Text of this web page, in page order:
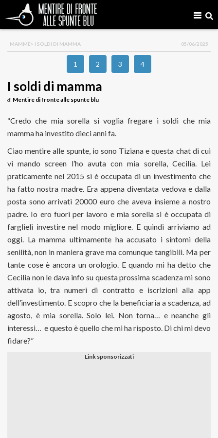
MAMME> I SOLDI DI MAMMA 05/06/2025
1 2 3 4
I soldi di mamma
di Mentire di fronte alle spunte blu
“Credo che mia sorella si voglia fregare i soldi che mia
mamma ha investito dieci anni fa.
Ciao mentire alle spunte, io sono Tiziana e questa chat di cui
vi mando screen l’ho avuta con mia sorella, Cecilia. Lei
praticamente nel 2015 si è occupata di un investimento che
ha fatto nostra madre. Era appena diventata vedova e dalla
posta sono arrivati 20000 euro che aveva insieme a nostro
padre. Io ero fuori per lavoro e mia sorella si è occupata di
farglieli investire nel modo migliore. E quindi arriviamo ad
oggi. La mamma ultimamente ha accusato i sintomi della
senilità, non in maniera grave ma comunque tangibili. Ma per
tante cose è ancora un orologio. E quando mi ha detto che
Cecilia non le dava info su questa prossima scadenza mi sono
attivata io, tra numeri di contratto e iscrizioni alla app
dell’investimento. E scopro che la beneficiaria a scadenza, ad
agosto, è mia sorella. Solo lei. Non torna… e neanche gli
interessi… e questo è quello che mi ha risposto. Di chi mi devo
fidare?”